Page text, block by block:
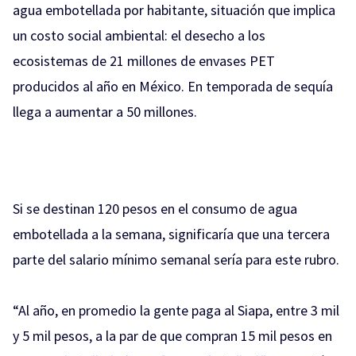
agua embotellada por habitante, situación que implica
un costo social ambiental: el desecho a los
ecosistemas de 21 millones de envases PET
producidos al año en México. En temporada de sequía
llega a aumentar a 50 millones.
Si se destinan 120 pesos en el consumo de agua
embotellada a la semana, significaría que una tercera
parte del salario mínimo semanal sería para este rubro.
“Al año, en promedio la gente paga al Siapa, entre 3 mil
y 5 mil pesos, a la par de que compran 15 mil pesos en